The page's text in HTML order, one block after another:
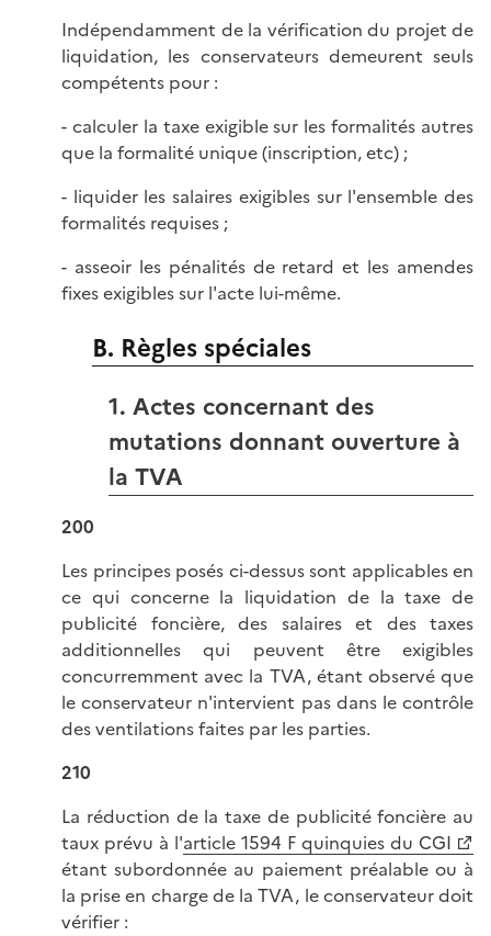
Indépendamment de la vérification du projet de
liquidation, les conservateurs demeurent seuls
compétents pour :
- calculer la taxe exigible sur les formalités autres
que la formalité unique (inscription, etc) ;
- liquider les salaires exigibles sur l'ensemble des
formalités requises ;
- asseoir les pénalités de retard et les amendes
fixes exigibles sur l'acte lui-même.
B. Règles spéciales
1. Actes concernant des
mutations donnant ouverture à
la TVA
200
Les principes posés ci-dessus sont applicables en
ce qui concerne la liquidation de la taxe de
publicité foncière, des salaires et des taxes
additionnelles qui peuvent être exigibles
concurremment avec la TVA, étant observé que
le conservateur n'intervient pas dans le contrôle
des ventilations faites par les parties.
210
La réduction de la taxe de publicité foncière au
taux prévu à l'article 1594 F quinquies du CGI
étant subordonnée au paiement préalable ou à
la prise en charge de la TVA, le conservateur doit
vérifier :